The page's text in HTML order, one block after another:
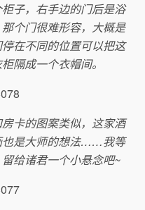
子，右手边的门后是浴
个门很难形容，大概是
在不同的位置可以把这
隔成一个衣帽间。
卡的图案类似，这家酒
也是大师的想法……我等
给诸君一个小悬念吧~